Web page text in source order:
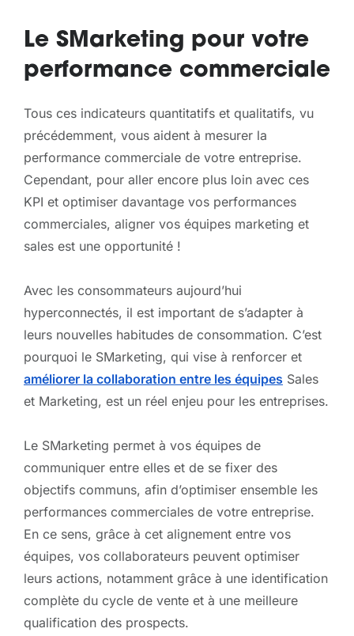
Le SMarketing pour votre
performance commerciale
Tous ces indicateurs quantitatifs et qualitatifs, vu
précédemment, vous aident à mesurer la
performance commerciale de votre entreprise.
Cependant, pour aller encore plus loin avec ces
KPI et optimiser davantage vos performances
commerciales, aligner vos équipes marketing et
sales est une opportunité !
Avec les consommateurs aujourd’hui
hyperconnectés, il est important de s’adapter à
leurs nouvelles habitudes de consommation. C’est
pourquoi le SMarketing, qui vise à renforcer et
améliorer la collaboration entre les équipes Sales
et Marketing, est un réel enjeu pour les entreprises.
Le SMarketing permet à vos équipes de
communiquer entre elles et de se fixer des
objectifs communs, afin d’optimiser ensemble les
performances commerciales de votre entreprise.
En ce sens, grâce à cet alignement entre vos
équipes, vos collaborateurs peuvent optimiser
leurs actions, notamment grâce à une identification
complète du cycle de vente et à une meilleure
qualification des prospects.